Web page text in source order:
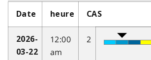
Date heure CAS
2026-
03-22
12:00
am
2